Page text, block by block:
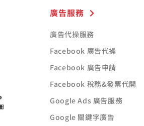
廣告服務
廣告代操服務
Facebook 廣告代操
Facebook 廣告申請
Facebook 稅務&發票代開
Google Ads 廣告服務
Google 關鍵字廣告